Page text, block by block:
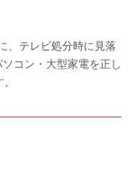
、テレビ処分時に見落
コン・大型家電を正し